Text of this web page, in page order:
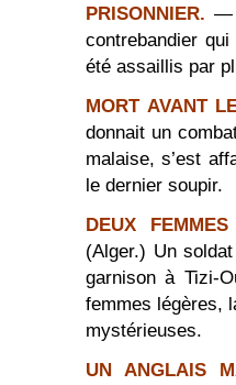
PRISONNIER. —
contrebandier
été assaillis par
MORT AVANT
donnait un
malaise, s’est
le dernier soupir.
DEUX
(Alger.) Un
garnison à Tizi-
femmes légères,
mystérieuses.
UN ANGLAIS